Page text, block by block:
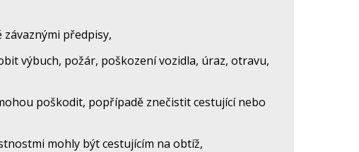
předpisy,
výbuch, požár, poškození vozidla, úraz, otravu,
poškodit, popřípadě znečistit cestující nebo
mohly být cestujícím na obtíž,